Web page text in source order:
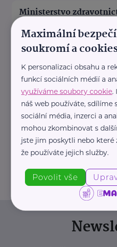
Ministerstvo
Palackého náměstí 375/4
https://www.mzcr.cz/
+420 224 971 111
mzcr@mzcr.cz
Policie ČR
Strojnická 27 Praha 7 -
https://www.policie.cz/
+420 974 811 111
pp.tisk@pcr.cz
Maximální
soukromí a
K personalizaci obsahu a
funkcí sociálních médií a
využíváme soubory cookie.
náš web používáte, sdílíme
sociální média, inzerci a
mohou zkombinovat s
jste jim poskytli nebo které
že používáte jejich služby.
Povolit vše